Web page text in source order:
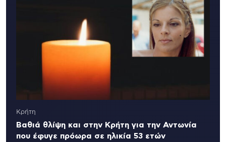
Κρήτη
Βαθιά θλίψη και στην Κρήτη για την Αντωνία
που έφυγε πρόωρα σε ηλικία 53 ετών